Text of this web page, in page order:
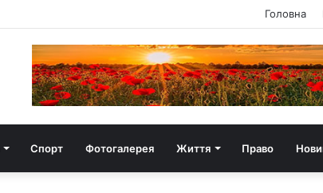
Головна
Спорт Фотогалерея Життя Право